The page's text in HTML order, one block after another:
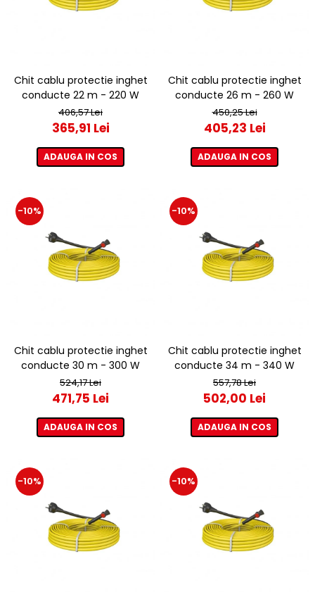
Chit cablu protectie inghet
conducte 22 m - 220 W
406,57 Lei
365,91 Lei
ADAUGA IN COS
Chit cablu protectie inghet
conducte 26 m - 260 W
450,25 Lei
405,23 Lei
ADAUGA IN COS
-10%
Chit cablu protectie inghet
conducte 30 m - 300 W
524,17 Lei
471,75 Lei
ADAUGA IN COS
-10%
Chit cablu protectie inghet
conducte 34 m - 340 W
557,78 Lei
502,00 Lei
ADAUGA IN COS
-10% -10%